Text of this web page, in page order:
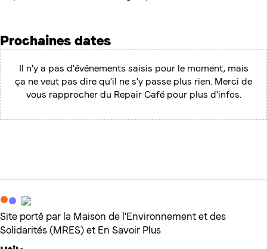
Prochaines dates
Il n'y a pas d'événements saisis pour le moment, mais
ça ne veut pas dire qu'il ne s'y passe plus rien. Merci de
vous rapprocher du Repair Café pour plus d'infos.
Site porté par la Maison de l'Environnement et des
Solidarités (MRES) et En Savoir Plus